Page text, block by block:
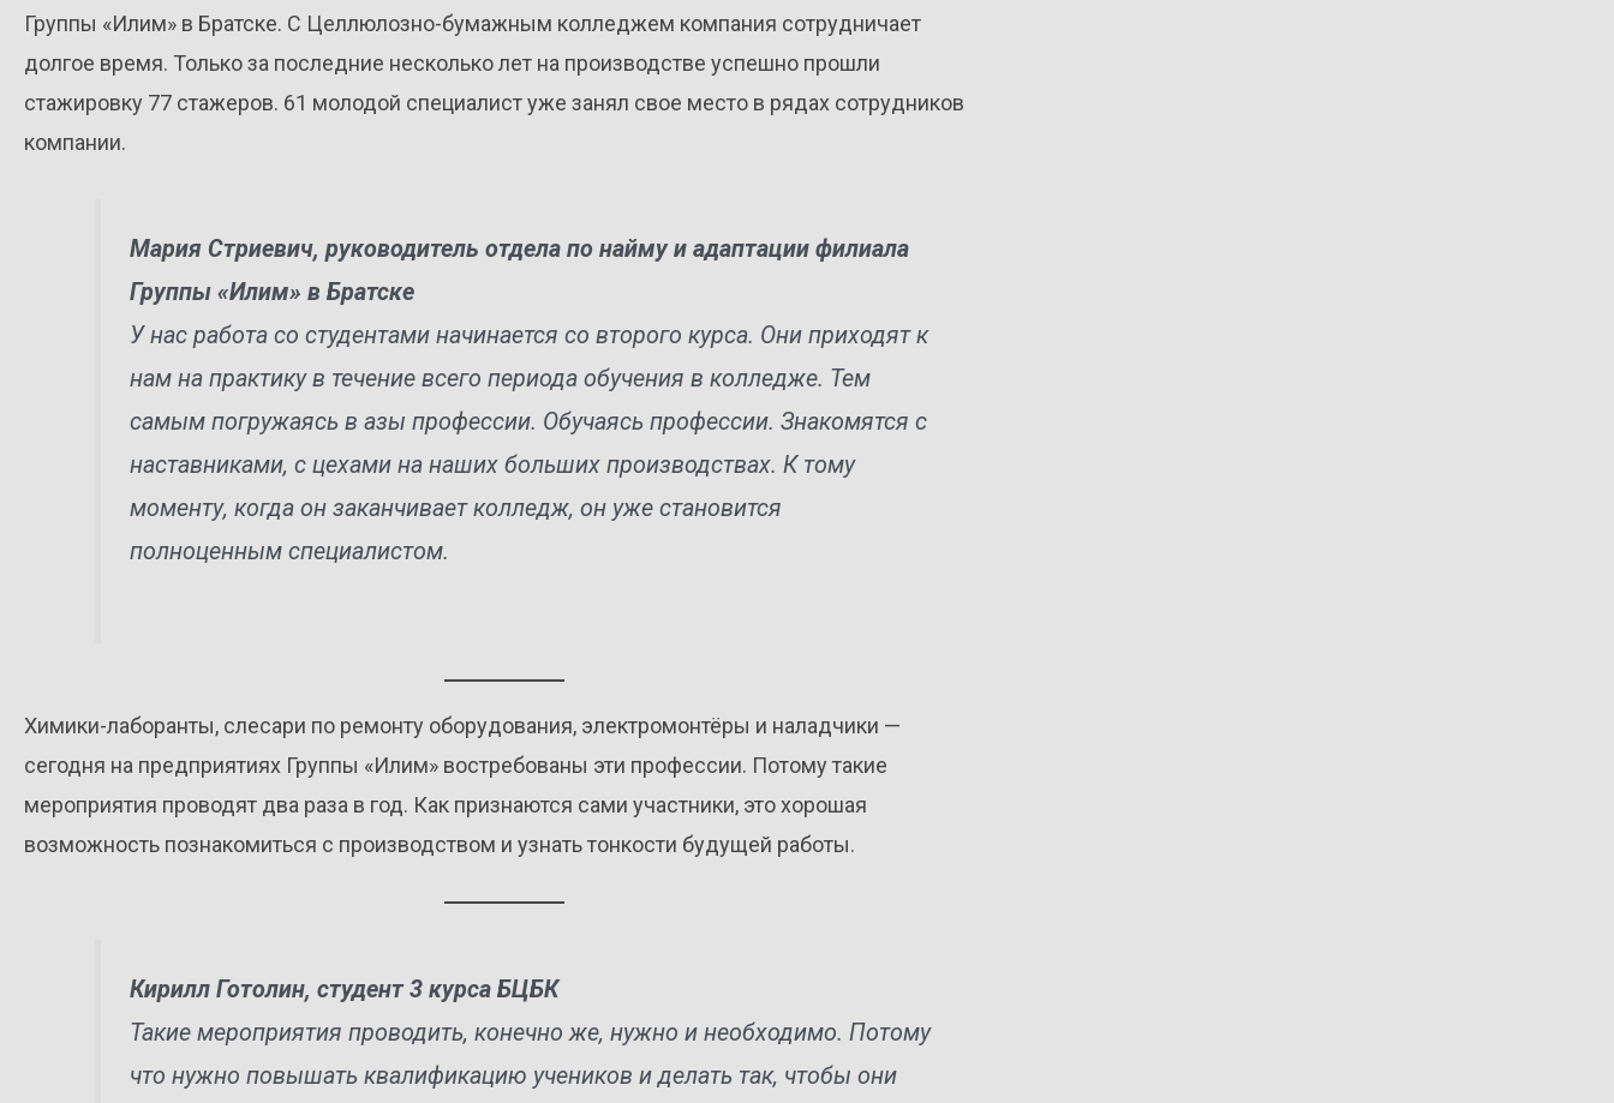
Группы «Илим» в Братске. С Целлюлозно-бумажным колледжем компания сотрудничает
долгое время. Только за последние несколько лет на производстве успешно прошли
стажировку 77 стажеров. 61 молодой специалист уже занял свое место в рядах сотрудников
компании.
Мария Стриевич, руководитель отдела по найму и адаптации филиала
Группы «Илим» в Братске
У нас работа со студентами начинается со второго курса. Они приходят к
нам на практику в течение всего периода обучения в колледже. Тем
самым погружаясь в азы профессии. Обучаясь профессии. Знакомятся с
наставниками, с цехами на наших больших производствах. К тому
моменту, когда он заканчивает колледж, он уже становится
полноценным специалистом.
Химики-лаборанты, слесари по ремонту оборудования, электромонтёры и наладчики —
сегодня на предприятиях Группы «Илим» востребованы эти профессии. Потому такие
мероприятия проводят два раза в год. Как признаются сами участники, это хорошая
возможность познакомиться с производством и узнать тонкости будущей работы.
Кирилл Готолин, студент 3 курса БЦБК
Такие мероприятия проводить, конечно же, нужно и необходимо. Потому
что нужно повышать квалификацию учеников и делать так, чтобы они